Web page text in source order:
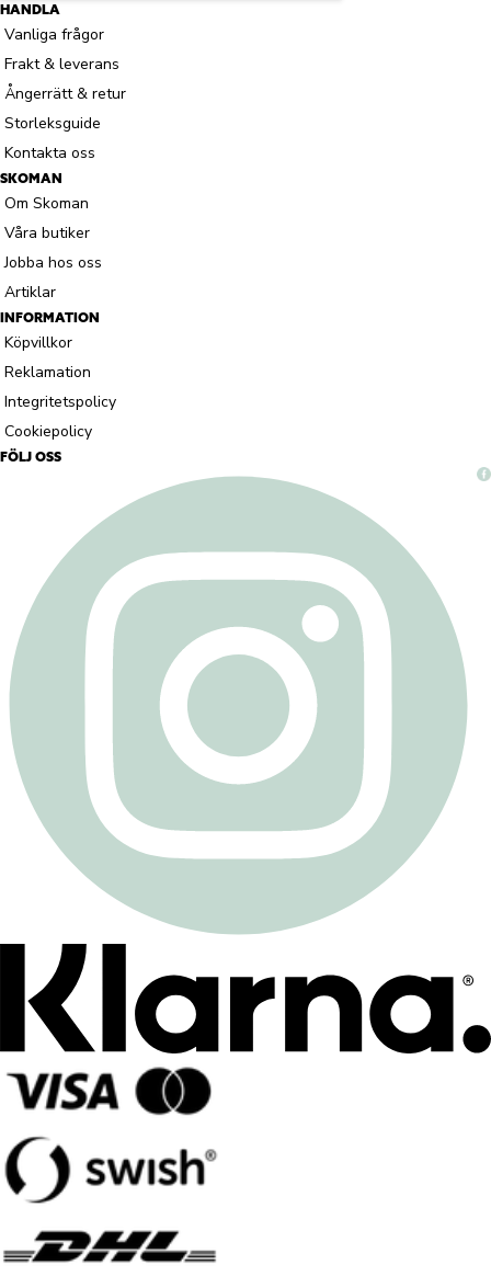
HANDLA
Vanliga frågor
Frakt & leverans
Ångerrätt & retur
Storleksguide
Kontakta oss
SKOMAN
Om Skoman
Våra butiker
Jobba hos oss
Artiklar
INFORMATION
Köpvillkor
Reklamation
Integritetspolicy
Cookiepolicy
FÖLJ OSS